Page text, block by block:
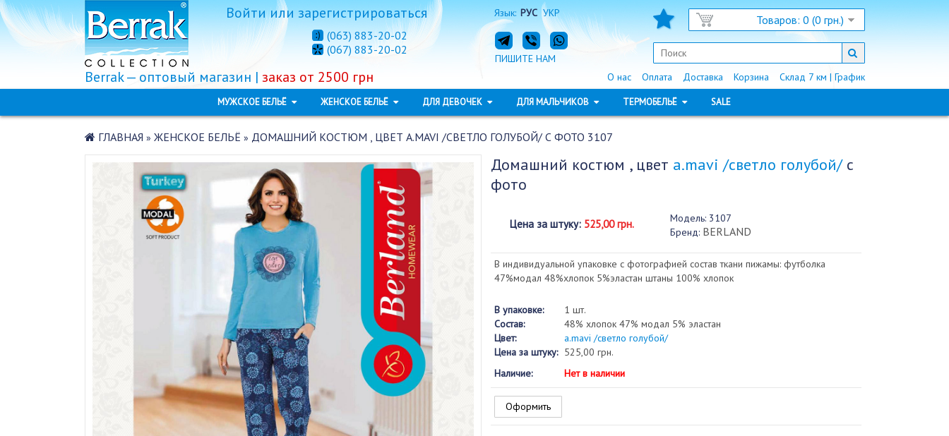
Язык: РУС УКР Товаров: 0 (0 грн.)
Войтиилизарегистрироваться
(063) 883-20-02
(067) 883-20-02
ПИШИТЕ НАМ
Склад 7 км | График
Корзина
Доставка
Оплата
О нас
Berrak — оптовый магазин | заказ от 2500 грн
МУЖСКОЕ БЕЛЬЁ ЖЕНСКОЕ БЕЛЬЁ ДЛЯ ДЕВОЧЕК ДЛЯ МАЛЬЧИКОВ ТЕРМОБЕЛЬЁ SALE
ГЛАВНАЯ » ЖЕНСКОЕ БЕЛЬЁ » ДОМАШНИЙ КОСТЮМ , ЦВЕТ A.MAVI /СВЕТЛО ГОЛУБОЙ/ С ФОТО 3107
Домашний костюм , цвет a.mavi /светло голубой/с
фото
Цена за штуку: 525,00 грн. Модель:3107
Бренд: BERLAND
В индивидуальной упаковке с фотографией состав ткани пижамы: футболка
47%модал 48%хлопок 5%эластан штаны 100% хлопок
В упаковке:
1 шт.
Состав:
48% хлопок 47% модал 5% эластан
Цвет:
a.mavi /светло голубой/
Цена за штуку: 525,00 грн.
Наличие:
Нет в наличии
Оформить